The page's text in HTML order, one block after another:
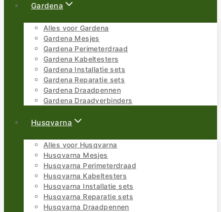
Gardena
Alles voor Gardena
Gardena Mesjes
Gardena Perimeterdraad
Gardena Kabeltesters
Gardena Installatie sets
Gardena Reparatie sets
Gardena Draadpennen
Gardena Draadverbinders
Husqvarna
Alles voor Husqvarna
Husqvarna Mesjes
Husqvarna Perimeterdraad
Husqvarna Kabeltesters
Husqvarna Installatie sets
Husqvarna Reparatie sets
Husqvarna Draadpennen